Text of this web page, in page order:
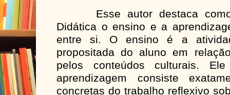
Esse autor destaca como
Didática o ensino e a
entre si. O ensino é a
propositada do aluno em
pelos conteúdos culturais.
aprendizagem consiste
concretas do trabalho reflexivo